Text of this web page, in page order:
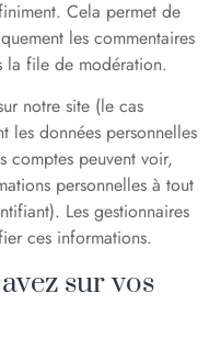
Cela permet de
les commentaires
la file de modération.
notre site (le cas
les données personnelles
comptes peuvent voir,
personnelles à tout
Les gestionnaires
ces informations.
sur vos